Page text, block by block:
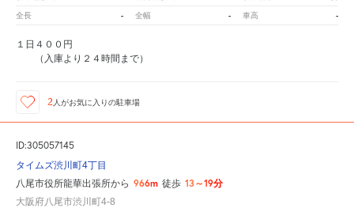
全長 - 全幅 - 車高 -
１日４００円
（入庫より２４時間まで）
2 人がお気に入りの駐車場
ID:305057145
タイムズ渋川町4丁目
八尾市役所龍華出張所から 966m 徒歩 13～19分
大阪府八尾市渋川町4-8